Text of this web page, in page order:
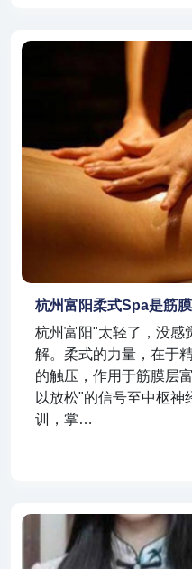
杭州富阳柔式spa是筋
杭州富阳"太轻了，没
解。柔式的力量，在于
的触压，作用于筋膜层
以放松"的信号至中枢
训，掌…